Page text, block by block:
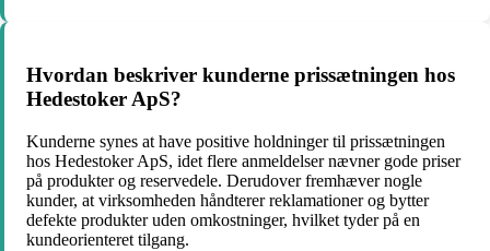
Hvordan beskriver kunderne prissætningen hos
Hedestoker ApS?
Kunderne synes at have positive holdninger til prissætningen
hos Hedestoker ApS, idet flere anmeldelser nævner gode priser
på produkter og reservedele. Derudover fremhæver nogle
kunder, at virksomheden håndterer reklamationer og bytter
defekte produkter uden omkostninger, hvilket tyder på en
kundeorienteret tilgang.